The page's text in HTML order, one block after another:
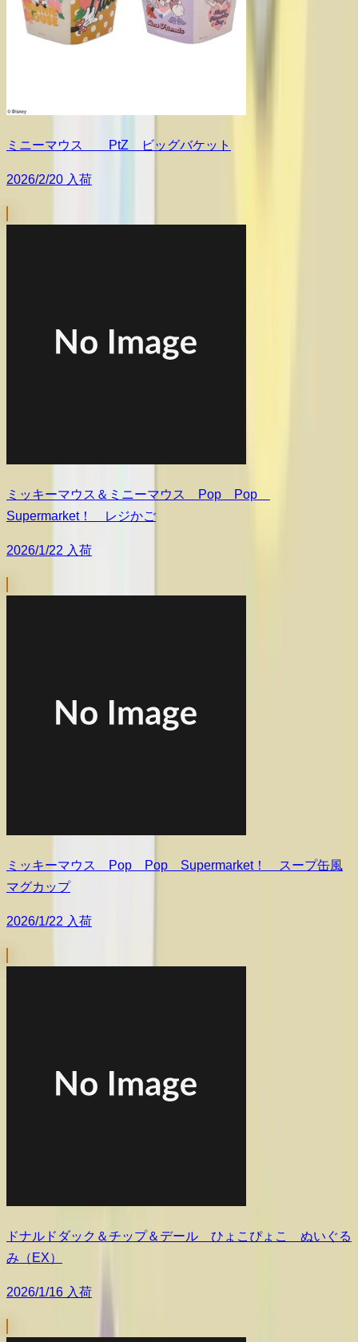
ミニーマウス PtZ ビッグバケット
2026/2/20 入荷
ミッキーマウス＆ミニーマウス Pop Pop
Supermarket！ レジかご
2026/1/22 入荷
ミッキーマウス Pop Pop Supermarket！ スープ缶風
マグカップ
2026/1/22 入荷
ドナルドダック＆チップ＆デール ひょこぴょこ ぬいぐる
み（EX）
2026/1/16 入荷